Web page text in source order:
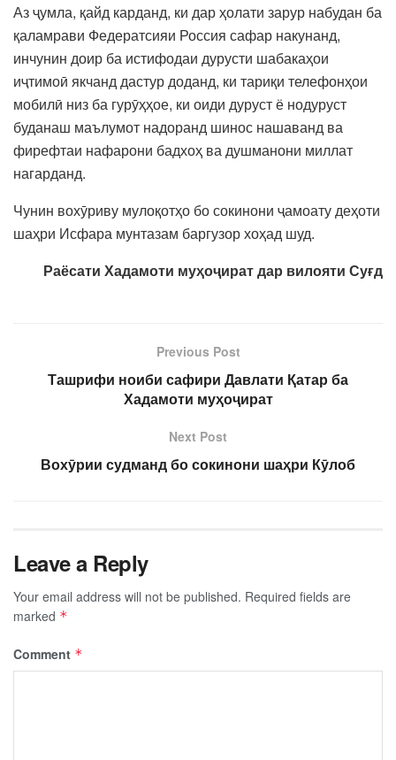
Аз ҷумла, қайд карданд, ки дар ҳолати зарур набудан ба
қаламрави Федератсияи Россия сафар накунанд,
инчунин доир ба истифодаи дурусти шабакаҳои
иҷтимоӣ якчанд дастур доданд, ки тариқи телефонҳои
мобилӣ низ ба гурӯҳҳое, ки оиди дуруст ё нодуруст
буданаш маълумот надоранд шинос нашаванд ва
фирефтаи нафарони бадхоҳ ва душманони миллат
нагарданд.
Чунин вохӯриву мулоқотҳо бо сокинони ҷамоату деҳоти
шаҳри Исфара мунтазам баргузор хоҳад шуд.
Раёсати Хадамоти муҳоҷират дар вилояти Суғд
Previous Post
Ташрифи ноиби сафири Давлати Қатар ба
Хадамоти муҳоҷират
Next Post
Вохӯрии судманд бо сокинони шаҳри Кӯлоб
Leave a Reply
Your email address will not be published. Required fields are
marked *
Comment *